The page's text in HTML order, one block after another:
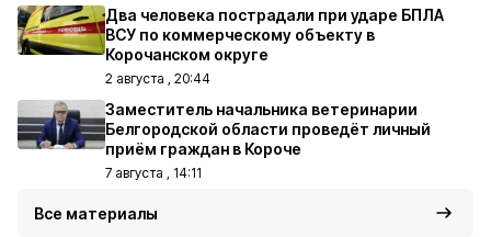
Два человека пострадали при ударе БПЛА
ВСУ по коммерческому объекту в
Корочанском округе
2 августа , 20:44
Заместитель начальника ветеринарии
Белгородской области проведёт личный
приём граждан в Короче
7 августа , 14:11
Все материалы